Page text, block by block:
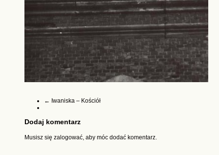
← Iwaniska – Kościół
Dodaj komentarz
Musisz się zalogować, aby móc dodać komentarz.